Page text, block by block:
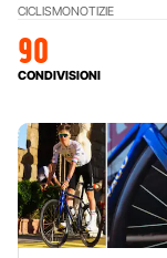
CICLISMONOTIZIE
90
CONDIVISIONI